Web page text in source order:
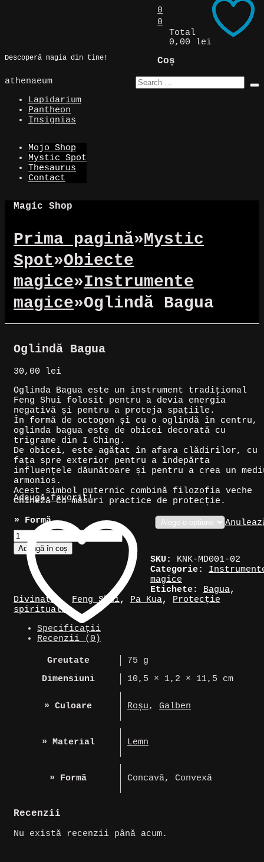
Descoperă magia din tine!
0
0
Total
0,00 lei
Coș
athenaeum
Lapidarium
Pantheon
Insignias
Mojo Shop
Mystic Spot
Thesaurus
Contact
Magic Shop
Prima pagină»Mystic
Spot»Obiecte
magice»Instrumente
magice»Oglindă Bagua
Oglindă Bagua
30,00
lei
Oglinda Bagua este un instrument tradițional
Feng Shui folosit pentru a devia energia
negativă și pentru a proteja spațiile.
În formă de octogon și cu o oglindă în centru,
oglinda bagua este de obicei decorată cu
trigrame din I Ching.
De obicei, este agățat în afara clădirilor, cu
fața spre exterior pentru a îndepărta
influențele dăunătoare și pentru a crea un
armonios.
Acest simbol puternic combină filozofia veche
chineză cu măsuri practice de protecție.
» Formă
Cantitate
Oglindă
Bagua
Adaugă în coș
Adaugă favorit!
SKU: KNK-MD001-02
Categorie:
magice
Etichete: Bagua,
Divinație, Feng Shui, Pa Kua, Protecție
spirituală
Specificații
Recenzii (0)
Greutate
75 g
Dimensiuni
10,5 × 1,2 × 11,5 cm
» Culoare Roșu, Galben
» Material Lemn
» Formă Concavă, Convexă
Recenzii
Nu există recenzii până acum.